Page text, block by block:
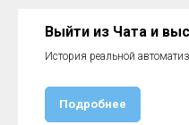
Выйти из Чата и
История реальной
Подробнее